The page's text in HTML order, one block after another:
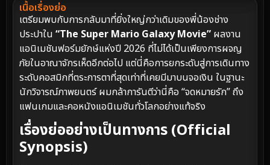
เนื้อเรื่องย่อ
เตรียมพบกับการกลับมาที่ยิ่งใหญ่กว่าเดิมของพี่น้องช่าง
ประปาใน “The Super Mario Galaxy Movie” ผลงาน
แอนิเมชันฟอร์มยักษ์แห่งปี 2026 ที่ไม่ได้เป็นเพียงการผจญ
ภัยในอาณาจักรเห็ดอีกต่อไป แต่นี่คือการยกระดับสู่การเดินทาง
ระดับคอสมิกที่ตระการตาที่สุดเท่าที่เคยมีมาบนจอเงิน ในฐานะ
นักวิจารณ์ภาพยนตร์ ผมกล้าการันตีว่านี่คือ “จดหมายรัก” ถึง
แฟนเกมและคอหนังแอนิเมชันทั่วโลกอย่างแท้จริง
เรื่องย่ออย่างเป็นทางการ (Official
Synopsis)